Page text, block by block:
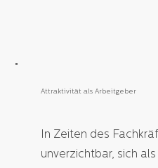
Attraktivität als Arbeitgeber
In Zeiten des
unverzichtbar, sich